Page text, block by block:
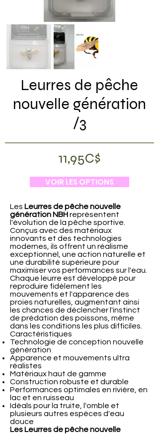
Leurres de pêche
nouvelle génération
/3
11,95C$
VOIR LES OPTIONS
Les Leurres de pêche nouvelle
génération NBHreprésentent
l'évolution de la pêche sportive.
Conçus avec des matériaux
innovants et des technologies
modernes, ils offrent un réalisme
exceptionnel, une action naturelle et
une durabilité supérieure pour
maximiser vos performances sur l'eau.
Chaque leurre est développé pour
reproduire fidèlement les
mouvements et l'apparence des
proies naturelles, augmentant ainsi
les chances de déclencher l'instinct
de prédation des poissons, même
dans les conditions les plus difficiles.
Caractéristiques
Technologie de conception nouvelle
génération
Apparence et mouvements ultra
réalistes
Matériaux haut de gamme
Construction robuste et durable
Performances optimales en rivière, en
lac et en ruisseau
Idéals pour la truite, l'omble et
plusieurs autres espèces d'eau
douce
Les Leurres de pêche nouvelle